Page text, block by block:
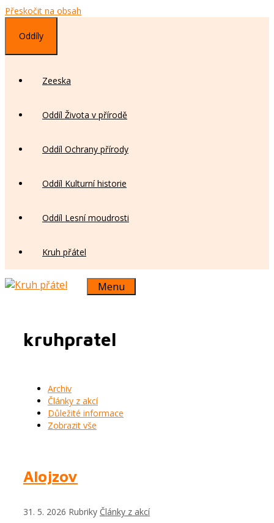
Přeskočit na obsah
Oddíly
Zeeska
Oddíl Života v přírodě
Oddíl Ochrany přírody
Oddíl Kulturní historie
Oddíl Lesní moudrosti
Kruh přátel
Menu
kruhpratel
Archiv
Články z akcí
Důležité informace
Zobrazit vše
Alojzov
31. 5. 2026 Rubriky Články z akcí